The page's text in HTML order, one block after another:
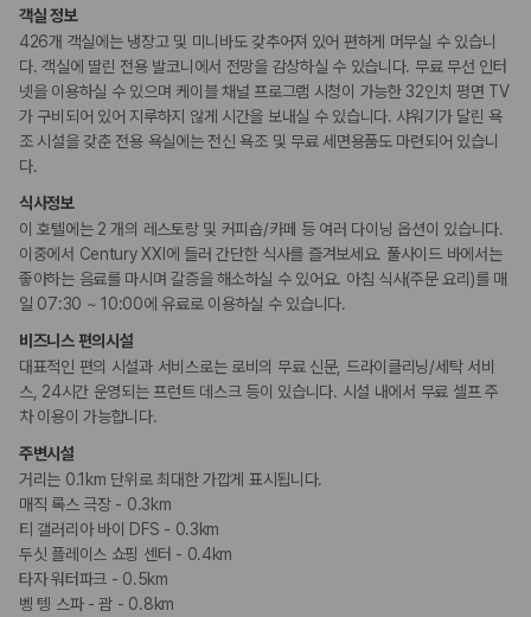
스노쿨링
수상스키
수영장
당구장
키즈
돌봄 서비스
비즈니스
연회장
장애인 편의시설
휠체어로 이용가능한 주차장
휠체어로 이용 가능
흡연 시설
지정 흡연 구역
객실 정보
426개 객실에는 냉장고 및 미니바도 갖추어져 있어 편하게 머무실 수 있습니
다. 객실에 딸린 전용 발코니에서 전망을 감상하실 수 있습니다. 무료 무선 인터
넷을 이용하실 수 있으며 케이블 채널 프로그램 시청이 가능한 32인치 평면 TV
가 구비되어 있어 지루하지 않게 시간을 보내실 수 있습니다. 샤워기가 달린 욕
조 시설을 갖춘 전용 욕실에는 전신 욕조 및 무료 세면용품도 마련되어 있습니
다.
식사정보
이 호텔에는 2 개의 레스토랑 및 커피숍/카페 등 여러 다이닝 옵션이 있습니다.
이중에서 Century XXI에 들러 간단한 식사를 즐겨보세요. 풀사이드 바에서는
좋아하는 음료를 마시며 갈증을 해소하실 수 있어요. 아침 식사(주문 요리)를 매
일 07:30 ~ 10:00에 유료로 이용하실 수 있습니다.
비즈니스 편의시설
대표적인 편의 시설과 서비스로는 로비의 무료 신문, 드라이클리닝/세탁 서비
스, 24시간 운영되는 프런트 데스크 등이 있습니다. 시설 내에서 무료 셀프 주
차 이용이 가능합니다.
주변시설
거리는 0.1km 단위로 최대한 가깝게 표시됩니다.
매직 록스 극장 - 0.3km
티 갤러리아 바이 DFS - 0.3km
두싯 플레이스 쇼핑 센터 - 0.4km
타자 워터파크 - 0.5km
벵 텡 스파 - 괌 - 0.8km